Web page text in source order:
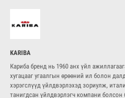
KARIBA
Кариба бренд нь 1960 анх үйл
хугацааг угаалгын өрөөний ил болон
хэрэгслүүд үйлдвэрлэхэд зориулж,
танигдсан үйлдвэрлэгч компани болсон